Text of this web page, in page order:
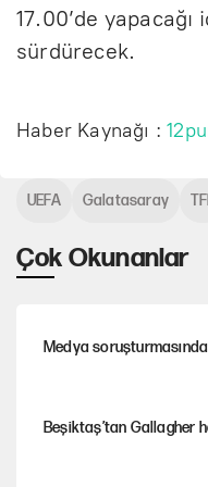
17.00’de yapacağı
sürdürecek.
Haber Kaynağı :
Çok Okunanlar
Medya
Beşiktaş’tan Gallagher
UEFA Galatasaray